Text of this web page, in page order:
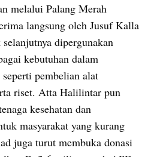
melalui Palang Merah
langsung oleh Jusuf Kalla
dipergunakan
kebutuhan dalam
pembelian alat
riset. Atta Halilintar pun
kesehatan dan
masyarakat yang kurang
juga turut membuka donasi